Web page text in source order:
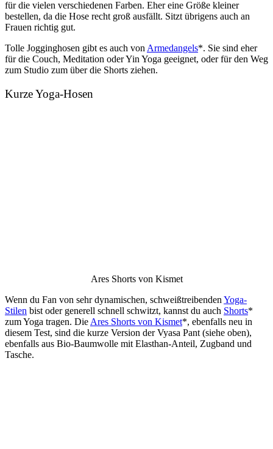
für die vielen verschiedenen Farben. Eher eine Größe kleiner
bestellen, da die Hose recht groß ausfällt. Sitzt übrigens auch an
Frauen richtig gut.
Tolle Jogginghosen gibt es auch von Armedangels*. Sie sind eher
für die Couch, Meditation oder Yin Yoga geeignet, oder für den Weg
zum Studio zum über die Shorts ziehen.
Kurze Yoga-Hosen
Ares Shorts von Kismet
Wenn du Fan von sehr dynamischen, schweißtreibenden Yoga-
Stilen bist oder generell schnell schwitzt, kannst du auch Shorts*
zum Yoga tragen. Die Ares Shorts von Kismet*, ebenfalls neu in
diesem Test, sind die kurze Version der Vyasa Pant (siehe oben),
ebenfalls aus Bio-Baumwolle mit Elasthan-Anteil, Zugband und
Tasche.